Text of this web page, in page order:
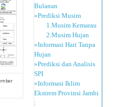
Bulanan
»Prediksi Musim
1.Musim Kemarau
2.Musim Hujan
»Informasi Hari Tanpa
Hujan
»Prediksi dan Analisis
SPI
»Informasi Iklim
Ekstrem Provinsi Jambi
: